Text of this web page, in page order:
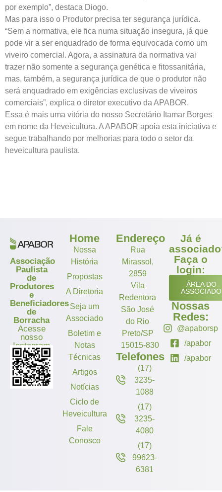
por exemplo”, destaca Diogo.
Mas para isso o Produtor precisa ter segurança jurídica.
“Sem a normativa, ele fica numa situação insegura, já que
pode vir a ser enquadrado de forma equivocada como um
viveiro comercial. Agora, a assinatura da normativa vai
trazer não somente a segurança genética e fitossanitária,
mas, também, a segurança jurídica de que o produtor não
será enquadrado em exigências exclusivas de viveiros
comerciais”, explica o diretor executivo da APABOR.
Essa é mais uma vitória do nosso Secretário Itamar Borges
em nome da Heveicultura. A APABOR apoia esta iniciativa e
segue trabalhando por melhorias para todo o setor da
heveicultura paulista.
Associação
Paulista
de
Produtores
e
Beneficiadores
de
Borracha
Acesse
nosso
Instagram
Home
Nossa
História
Propostas
A Diretoria
Seja um
Associado
Boletim e
Notas
Técnicas
Artigos
Notícias
Ciclo de
Heveicultura
Fale
Conosco
Endereço
Rua
Mirassol,
2859
Vila
Redentora
São José
do Rio
Preto/SP
15015-830
Telefones
(17)
3235-
1088
(17)
3235-
4080
(17)
99623-
6381
Já é
Faça o
login:
ÁREA DO
ASSOCIADO
Nossas
Redes:
@apaborsp
/apabor
/apabor